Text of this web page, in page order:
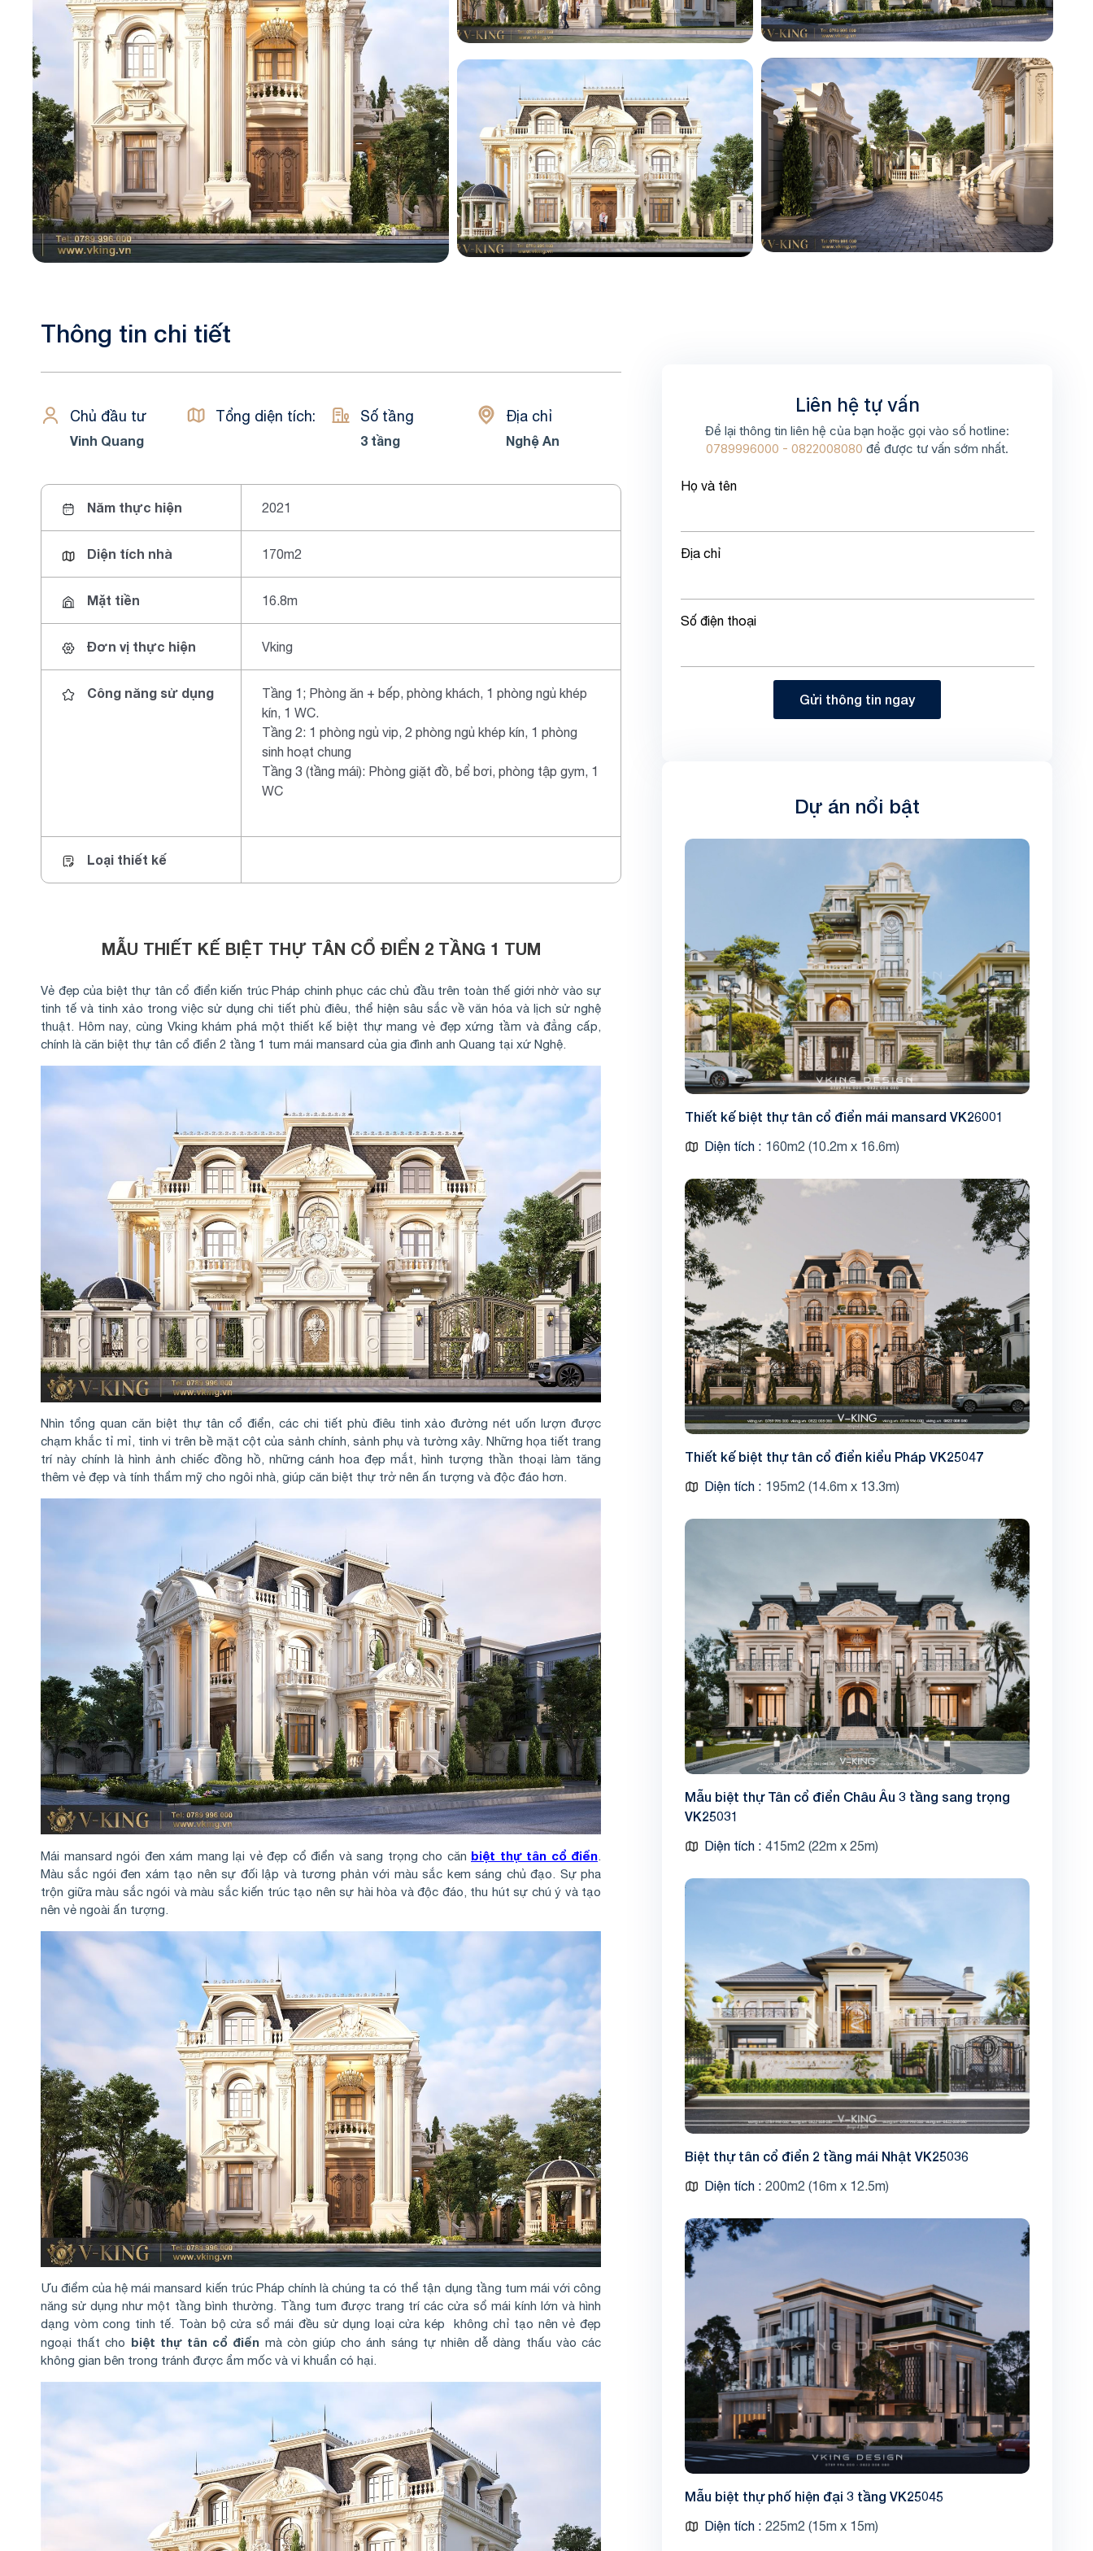
Biệt thự 3 tầng
Biệt thự 4 tầng
Share
Thông tin chi tiết
Chủ đầu tư
Vinh Quang
Tổng diện tích: Số tầng
3 tầng
Địa chỉ
Nghệ An
Năm thực hiện 2021
Diện tích nhà 170m2
Mặt tiền 16.8m
Đơn vị thực hiện Vking
Công năng sử dụng
Tầng 1; Phòng ăn + bếp, phòng khách, 1 phòng ngủ khép
kín, 1 WC.
Tầng 2: 1 phòng ngủ vip, 2 phòng ngủ khép kín, 1 phòng
sinh hoạt chung
Tầng 3 (tầng mái): Phòng giặt đồ, bể bơi, phòng tập gym, 1
WC
Loại thiết kế
MẪU THIẾT KẾ BIỆT THỰ TÂN CỔ ĐIỂN 2 TẦNG 1 TUM
Vẻ đẹp của biệt thự tân cổ điển kiến trúc Pháp chinh phục các chủ đầu trên toàn thế giới nhờ vào sự
tinh tế và tinh xảo trong việc sử dụng chi tiết phù điêu, thể hiện sâu sắc về văn hóa và lịch sử nghệ
thuật. Hôm nay, cùng Vking khám phá một thiết kế biệt thự mang vẻ đẹp xứng tầm và đẳng cấp,
chính là căn biệt thự tân cổ điển 2 tầng 1 tum mái mansard của gia đình anh Quang tại xứ Nghệ.
Nhìn tổng quan căn biệt thự tân cổ điển, các chi tiết phù điêu tinh xảo đường nét uốn lượn được
chạm khắc tỉ mỉ, tinh vi trên bề mặt cột của sảnh chính, sảnh phụ và tường xây. Những họa tiết trang
trí này chính là hình ảnh chiếc đồng hồ, những cánh hoa đẹp mắt, hình tượng thần thoại làm tăng
thêm vẻ đẹp và tính thẩm mỹ cho ngôi nhà, giúp căn biệt thự trở nên ấn tượng và độc đáo hơn.
Mái mansard ngói đen xám mang lại vẻ đẹp cổ điển và sang trọng cho căn biệt thự tân cổ điển.
Màu sắc ngói đen xám tạo nên sự đối lập và tương phản với màu sắc kem sáng chủ đạo. Sự pha
trộn giữa màu sắc ngói và màu sắc kiến trúc tạo nên sự hài hòa và độc đáo, thu hút sự chú ý và tạo
nên vẻ ngoài ấn tượng.
Ưu điểm của hệ mái mansard kiến trúc Pháp chính là chúng ta có thể tận dụng tầng tum mái với công
năng sử dụng như một tầng bình thường. Tầng tum được trang trí các cửa sổ mái kính lớn và hình
dạng vòm cong tinh tế. Toàn bộ cửa sổ mái đều sử dụng loại cửa kép không chỉ tạo nên vẻ đẹp
ngoại thất cho biệt thự tân cổ điển mà còn giúp cho ánh sáng tự nhiên dễ dàng thấu vào các
không gian bên trong tránh được ẩm mốc và vi khuẩn có hại.
Liên hệ tự vấn
Để lại thông tin liên hệ của bạn hoặc gọi vào số hotline:
0789996000 - 0822008080 để được tư vấn sớm nhất.
Họ và tên
Địa chỉ
Số điện thoại
Gửi thông tin ngay
Dự án nổi bật
Thiết kế biệt thự tân cổ điển mái mansard VK26001
Diện tích 160m2 (10.2m x 16.6m)
Thiết kế biệt thự tân cổ điển kiểu Pháp VK25047
Diện tích 195m2 (14.6m x 13.3m)
Mẫu biệt thự Tân cổ điển Châu Âu 3 tầng sang trọng
VK25031
Diện tích 415m2 (22m x 25m)
Biệt thự tân cổ điển 2 tầng mái Nhật VK25036
Diện tích 200m2 (16m x 12.5m)
Mẫu biệt thự phố hiện đại 3 tầng VK25045
Diện tích 225m2 (15m x 15m)